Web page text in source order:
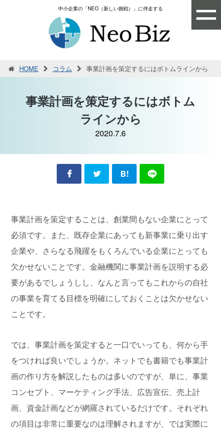
中小企業の「NEO（新しい挑戦）」に伴走する
HOME コラム 事業計画を策定するにはボトムラインから
事業計画を策定するにはボトム
ラインから
2020.7.6
B!
事業計画を策定することは、創業間もない企業にとって
必須です。また、既存企業にあっても新事業に乗り出す
企業や、さらなる飛躍をもくろんでいる企業にとっても
欠かせないことです。金融機関に事業計画を説明する必
要があるでしょうしし、なんと言ってもこれからの自社
の事業を育てる目標を明確にしておくことは欠かせない
ことです。
では、事業計画を策定すると一口でいっても、何から手
をつければ良いでしょうか。ネットでも書籍でも事業計
画の作り方を解説したものは多いのですが、単に、事業
コンセプト、マーケティング手法、広告宣伝、売上計
画、資金計画などが網羅されているだけです。それぞれ
の項目は非常に重要なのは理解されますが、では実際に